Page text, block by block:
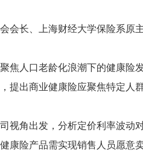
会长、上海财经大学保险系
焦人口老龄化浪潮下的健康
提出商业健康险应聚焦特定
视角出发，分析定价利率波
康险产品需实现销售人员愿意